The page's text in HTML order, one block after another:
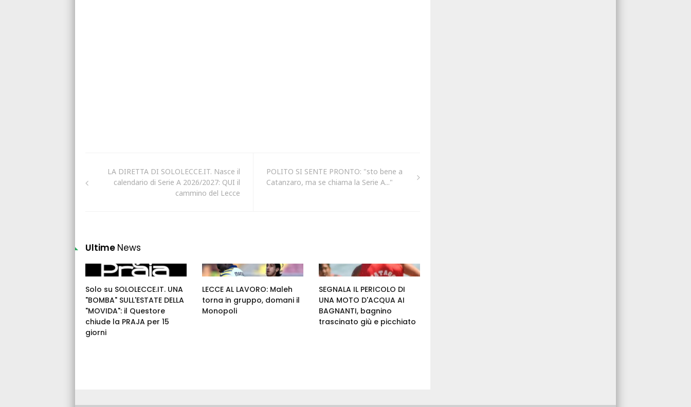
LA DIRETTA DI SOLOLECCE.IT. Nasce il
calendario di Serie A 2026/2027: QUI il
cammino del Lecce
POLITO SI SENTE PRONTO: "sto bene a
Catanzaro, ma se chiama la Serie A..."
Ultime News
Solo su SOLOLECCE.IT. UNA
"BOMBA" SULL'ESTATE DELLA
"MOVIDA": il Questore
chiude la PRAJA per 15
giorni
LECCE AL LAVORO: Maleh
torna in gruppo, domani il
Monopoli
SEGNALA IL PERICOLO DI
UNA MOTO D'ACQUA AI
BAGNANTI, bagnino
trascinato giù e picchiato